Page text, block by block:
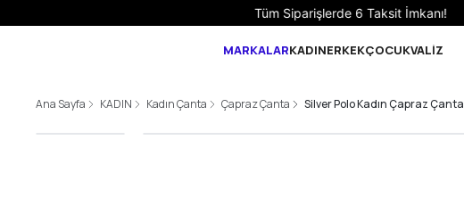
MARKALARKADINERKEKÇOCUKVALİZ
Ana Sayfa KADIN Kadın Çanta Çapraz Çanta Silver Polo Kadın Çapraz Çanta